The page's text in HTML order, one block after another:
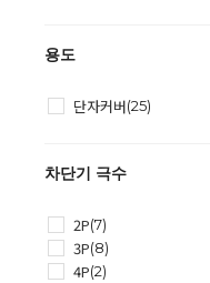
용도
단자커버(25)
차단기 극수
2P(7)
3P(8)
4P(2)